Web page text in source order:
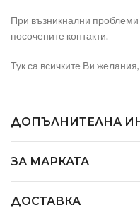
При възникнални
посочените контакти.
Тук са всичките Ви
ДОПЪЛНИТЕЛНА
ЗА МАРКАТА
ДОСТАВКА